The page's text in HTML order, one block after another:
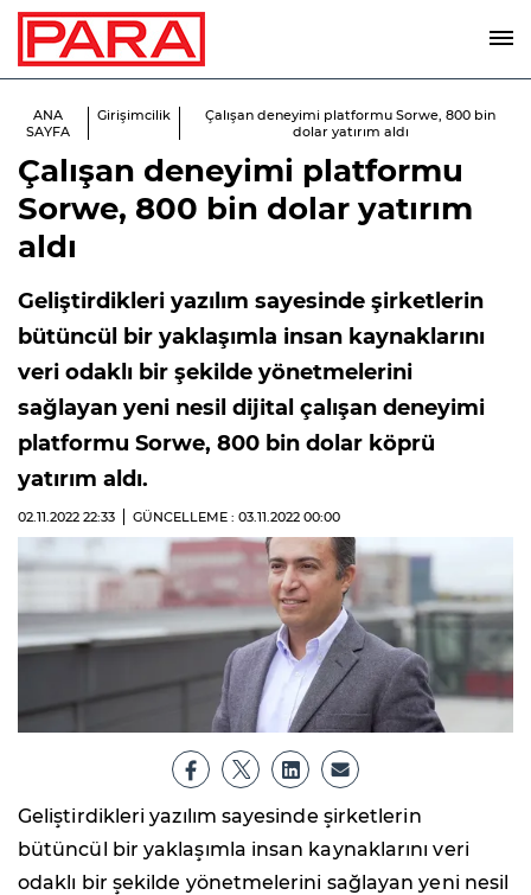
ANA
SAYFA
Girişimcilik
Çalışan deneyimi platformu Sorwe, 800 bin
dolar yatırım aldı
Çalışan deneyimi platformu
Sorwe, 800 bin dolar yatırım
aldı
Geliştirdikleri yazılım sayesinde şirketlerin
bütüncül bir yaklaşımla insan kaynaklarını
veri odaklı bir şekilde yönetmelerini
sağlayan yeni nesil dijital çalışan deneyimi
platformu Sorwe, 800 bin dolar köprü
yatırım aldı.
02.11.2022 22:33 GÜNCELLEME : 03.11.2022 00:00
Geliştirdikleri yazılım sayesinde şirketlerin
bütüncül bir yaklaşımla insan kaynaklarını veri
odaklı bir şekilde yönetmelerini sağlayan yeni nesil